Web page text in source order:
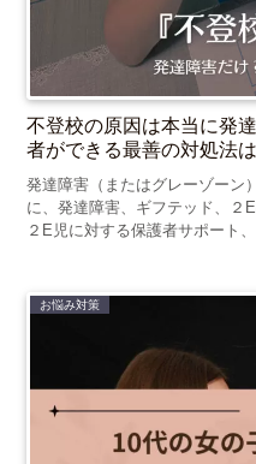
不登校の原因は本当に発
者ができる最善の対処法
発達障害（またはグレーゾーン
に、発達障害、ギフテッド、２
２E児に対する保護者サポート
お悩み対策